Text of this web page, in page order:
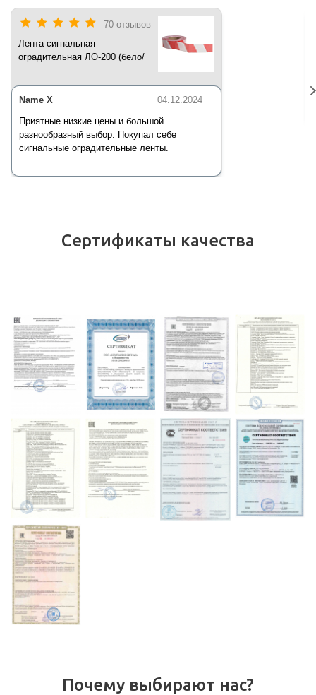
70 отзывов
Лента сигнальная
оградительная ЛО-200 (бело/
04.12.2024
Name X
Приятные низкие цены и большой
разнообразный выбор. Покупал себе
сигнальные оградительные ленты.
Сертификаты качества
Почему выбирают нас?